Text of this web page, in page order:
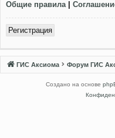
Общие правила |
Регистрация
ГИС Аксиома Форум ГИС
Создано на основе